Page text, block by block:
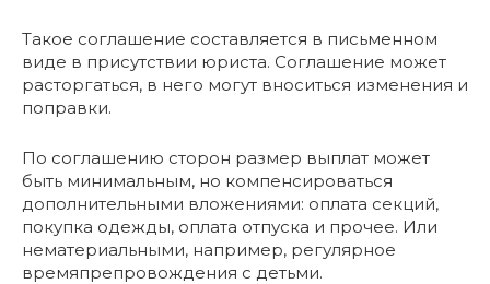
Такое соглашение составляется в письменном
виде в присутствии юриста. Соглашение может
расторгаться, в него могут вноситься изменения и
поправки.
По соглашению сторон размер выплат может
быть минимальным, но компенсироваться
дополнительными вложениями: оплата секций,
покупка одежды, оплата отпуска и прочее. Или
нематериальными, например, регулярное
времяпрепровождения с детьми.